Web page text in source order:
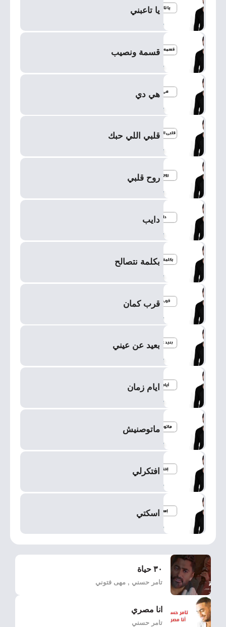
يا تاعبني
قسمة ونصيب
هي دي
قلبي اللي حبك
روح قلبي
دايب
بكلمة نتصالح
قرب كمان
بعيد عن عيني
ايام زمان
ماتوصنيش
افتكرلي
اسكتي
٣٠ حياة
تامر حسني , مهى فتوني
انا مصري
تامر حسني